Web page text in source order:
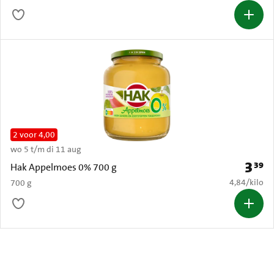
Hak Appelmoes 0% 700 g
700 g
2 voor 4,00
wo 5 t/m di 11 aug
Prijs:
339
€ 4,84 per
4,84/kilo